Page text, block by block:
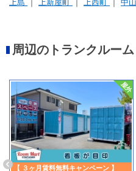
上島 上新屋町 上西町 中
鹿谷町
周辺のトランクルーム
【 ３ヶ月賃料無料キャンペーン 】